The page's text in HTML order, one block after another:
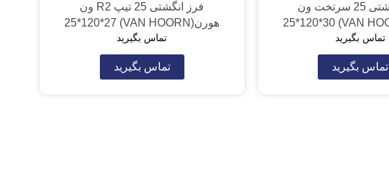
فرز انگشتی 25 سرتخت ون
تماس بگیرید
تماس بگیرید
فرز انگشتی 25 تیپ R2 ون
هورن(VAN HOORN) 25*120*27
تماس بگیرید
تماس بگیرید